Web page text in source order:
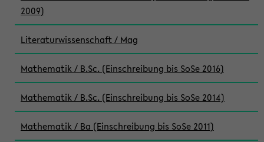
2009)
Literaturwissenschaft / Mag
Mathematik / B.Sc. (Einschreibung bis SoSe 2016)
Mathematik / B.Sc. (Einschreibung bis SoSe 2014)
Mathematik / Ba (Einschreibung bis SoSe 2011)